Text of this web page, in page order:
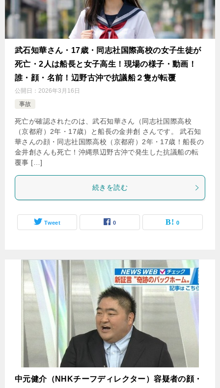
武石知華さん・17歳・同志社国際高校の女子生徒が
死亡・2人は船長と女子高生！現場の様子・動画！
誰・顔・名前！辺野古沖で抗議船２隻が転覆
公開日： 2026年3月16日
事故
死亡が確認されたのは、武石知華さん（同志社国際高校
（京都府）2年・17歳）と船長の金井創 さんです。 武石知
華さんの顔・同志社国際高校（京都府）2年・17歳！船長の
金井創さんも死亡！沖縄県辺野古沖で発生した抗議船の転
覆事 […]
続きを読む
Tweet 0 0
中元健介（NHKチーフディレクター）容疑者の顔・